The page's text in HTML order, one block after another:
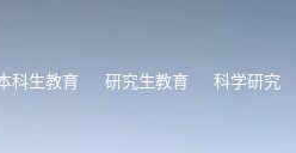
科生教育 研究生教育 科学研究